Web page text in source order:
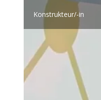
Konstrukteur/-in